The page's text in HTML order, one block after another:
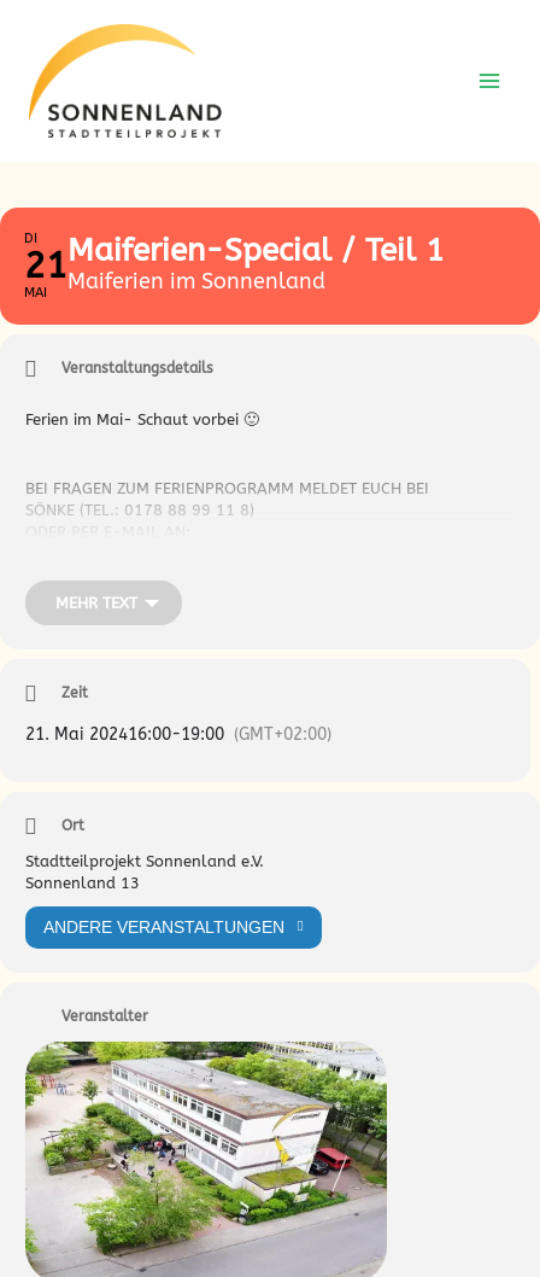
Inhalt
springen
Inhalt
springen
DI
21
MAI
Maiferien-Special / Teil 1
Maiferien im Sonnenland
Veranstaltungsdetails
Ferien im Mai- Schaut vorbei 🙂
BEI FRAGEN ZUM FERIENPROGRAMM MELDET EUCH BEI
SÖNKE (TEL.: 0178 88 99 11 8)
MEHR TEXT
Zeit
21. Mai 202416:00-19:00 (GMT+02:00)
Ort
Stadtteilprojekt Sonnenland e.V.
Sonnenland 13
ANDERE VERANSTALTUNGEN
Veranstalter